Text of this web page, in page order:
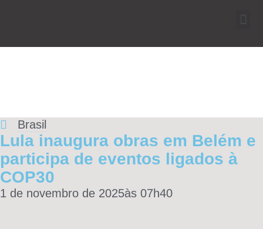
Brasil
Lula inaugura obras em Belém e
participa de eventos ligados à
COP30
1 de novembro de 2025às 07h40